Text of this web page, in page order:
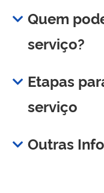
Quem
serviço?
Etapas
serviço
Outras